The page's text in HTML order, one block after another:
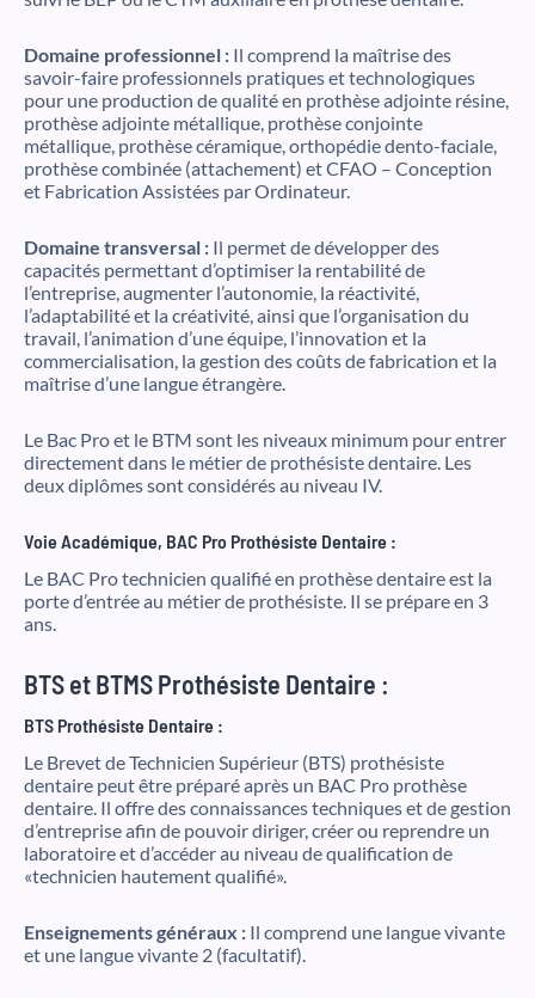
Domaine professionnel : Il comprend la maîtrise des
savoir-faire professionnels pratiques et technologiques
pour une production de qualité en prothèse adjointe résine,
prothèse adjointe métallique, prothèse conjointe
métallique, prothèse céramique, orthopédie dento-faciale,
prothèse combinée (attachement) et CFAO – Conception
et Fabrication Assistées par Ordinateur.
Domaine transversal : Il permet de développer des
capacités permettant d’optimiser la rentabilité de
l’entreprise, augmenter l’autonomie, la réactivité,
l’adaptabilité et la créativité, ainsi que l’organisation du
travail, l’animation d’une équipe, l’innovation et la
commercialisation, la gestion des coûts de fabrication et la
maîtrise d’une langue étrangère.
Le Bac Pro et le BTM sont les niveaux minimum pour entrer
directement dans le métier de prothésiste dentaire. Les
deux diplômes sont considérés au niveau IV.
Voie Académique, BAC Pro Prothésiste Dentaire :
Le BAC Pro technicien qualifié en prothèse dentaire est la
porte d’entrée au métier de prothésiste. Il se prépare en 3
ans.
BTS et BTMS Prothésiste Dentaire :
BTS Prothésiste Dentaire :
Le Brevet de Technicien Supérieur (BTS) prothésiste
dentaire peut être préparé après un BAC Pro prothèse
dentaire. Il offre des connaissances techniques et de gestion
d’entreprise afin de pouvoir diriger, créer ou reprendre un
laboratoire et d’accéder au niveau de qualification de
«technicien hautement qualifié».
Enseignements généraux : Il comprend une langue vivante
et une langue vivante 2 (facultatif).